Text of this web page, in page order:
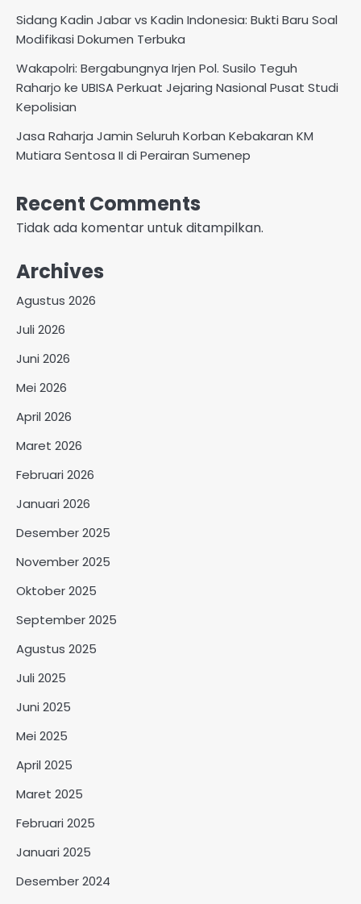
Sidang Kadin Jabar vs Kadin Indonesia: Bukti Baru Soal
Modifikasi Dokumen Terbuka
Wakapolri: Bergabungnya Irjen Pol. Susilo Teguh
Raharjo ke UBISA Perkuat Jejaring Nasional Pusat Studi
Kepolisian
Jasa Raharja Jamin Seluruh Korban Kebakaran KM
Mutiara Sentosa II di Perairan Sumenep
Recent Comments
Tidak ada komentar untuk ditampilkan.
Archives
Agustus 2026
Juli 2026
Juni 2026
Mei 2026
April 2026
Maret 2026
Februari 2026
Januari 2026
Desember 2025
November 2025
Oktober 2025
September 2025
Agustus 2025
Juli 2025
Juni 2025
Mei 2025
April 2025
Maret 2025
Februari 2025
Januari 2025
Desember 2024